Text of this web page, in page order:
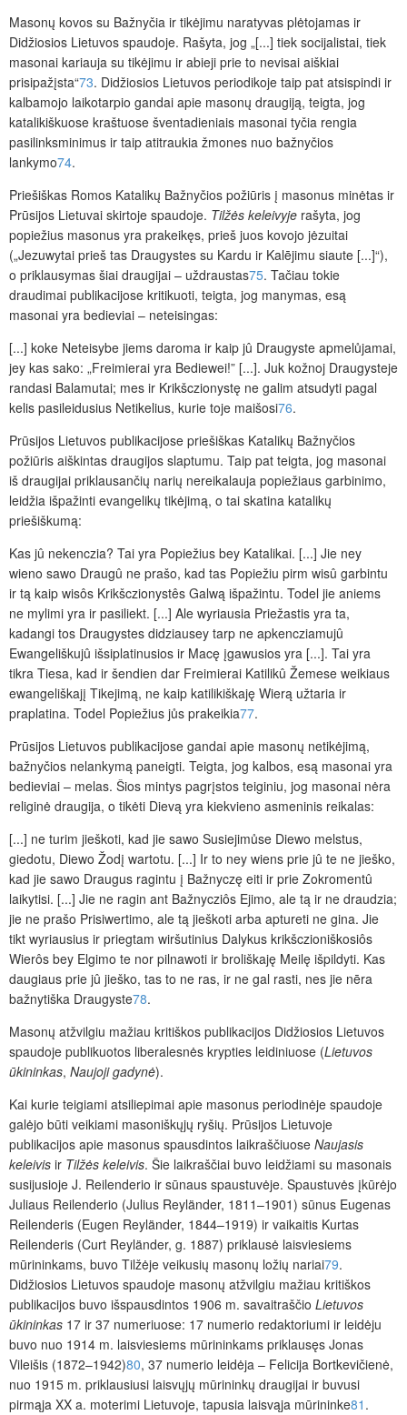
Masonų kovos su Bažnyčia ir tikėjimu naratyvas plėtojamas ir
Didžiosios Lietuvos spaudoje. Rašyta, jog „[...] tiek socijalistai, tiek
masonai kariauja su tikėjimu ir abieji prie to nevisai aiškiai
prisipažįsta“73. Didžiosios Lietuvos periodikoje taip pat atsispindi ir
kalbamojo laikotarpio gandai apie masonų draugiją, teigta, jog
katalikiškuose kraštuose šventadieniais masonai tyčia rengia
pasilinksminimus ir taip atitraukia žmones nuo bažnyčios
lankymo74.
Priešiškas Romos Katalikų Bažnyčios požiūris į masonus minėtas ir
Prūsijos Lietuvai skirtoje spaudoje. Tilžės keleivyje rašyta, jog
popiežius masonus yra prakeikęs, prieš juos kovojo jėzuitai
(„Jezuwytai prieš tas Draugystes su Kardu ir Kalējimu siaute [...]“),
o priklausymas šiai draugijai – uždraustas75. Tačiau tokie
draudimai publikacijose kritikuoti, teigta, jog manymas, esą
masonai yra bedieviai – neteisingas:
[...] koke Neteisybe jiems daroma ir kaip jû Draugyste apmelůjamai,
jey kas sako: „Freimierai yra Bediewei!” [...]. Juk kožnoj Draugysteje
randasi Balamutai; mes ir Krikšczionystę ne galim atsudyti pagal
kelis pasileidusius Netikelius, kurie toje maišosi76.
Prūsijos Lietuvos publikacijose priešiškas Katalikų Bažnyčios
požiūris aiškintas draugijos slaptumu. Taip pat teigta, jog masonai
iš draugijai priklausančių narių nereikalauja popiežiaus garbinimo,
leidžia išpažinti evangelikų tikėjimą, o tai skatina katalikų
priešiškumą:
Kas jû nekenczia? Tai yra Popiežius bey Katalikai. [...] Jie ney
wieno sawo Draugû ne prašo, kad tas Popiežiu pirm wisû garbintu
ir tą kaip wisôs Krikšczionystês Galwą išpažintu. Todel jie aniems
ne mylimi yra ir pasiliekt. [...] Ale wyriausia Priežastis yra ta,
kadangi tos Draugystes didziausey tarp ne apkencziamujû
Ewangeliškujû išsiplatinusios ir Macę įgawusios yra [...]. Tai yra
tikra Tiesa, kad ir šendien dar Freimierai Katilikû Žemese weikiaus
ewangeliškajį Tikejimą, ne kaip katilikiškaję Wierą užtaria ir
praplatina. Todel Popiežius jůs prakeikia77.
Prūsijos Lietuvos publikacijose gandai apie masonų netikėjimą,
bažnyčios nelankymą paneigti. Teigta, jog kalbos, esą masonai yra
bedieviai – melas. Šios mintys pagrįstos teiginiu, jog masonai nėra
religinė draugija, o tikėti Dievą yra kiekvieno asmeninis reikalas:
[...] ne turim jieškoti, kad jie sawo Susiejimůse Diewo melstus,
giedotu, Diewo Žodį wartotu. [...] Ir to ney wiens prie jû te ne jieško,
kad jie sawo Draugus ragintu į Bažnyczę eiti ir prie Zokromentû
laikytisi. [...] Jie ne ragin ant Bažnycziôs Ejimo, ale tą ir ne draudzia;
jie ne prašo Prisiwertimo, ale tą jieškoti arba aptureti ne gina. Jie
tikt wyriausius ir priegtam wiršutinius Dalykus krikšczioniškosiôs
Wierôs bey Elgimo te nor pilnawoti ir broliškaję Meilę išpildyti. Kas
daugiaus prie jû jieško, tas to ne ras, ir ne gal rasti, nes jie nēra
bažnytiška Draugyste78.
Masonų atžvilgiu mažiau kritiškos publikacijos Didžiosios Lietuvos
spaudoje publikuotos liberalesnės krypties leidiniuose (Lietuvos
ūkininkas, Naujoji gadynė).
Kai kurie teigiami atsiliepimai apie masonus periodinėje spaudoje
galėjo būti veikiami masoniškųjų ryšių. Prūsijos Lietuvoje
publikacijos apie masonus spausdintos laikraščiuose Naujasis
keleivis ir Tilžės keleivis. Šie laikraščiai buvo leidžiami su masonais
susijusioje J. Reilenderio ir sūnaus spaustuvėje. Spaustuvės įkūrėjo
Juliaus Reilenderio (Julius Reyländer, 1811–1901) sūnus Eugenas
Reilenderis (Eugen Reyländer, 1844–1919) ir vaikaitis Kurtas
Reilenderis (Curt Reyländer, g. 1887) priklausė laisviesiems
mūrininkams, buvo Tilžėje veikusių masonų ložių nariai79.
Didžiosios Lietuvos spaudoje masonų atžvilgiu mažiau kritiškos
publikacijos buvo išspausdintos 1906 m. savaitraščio Lietuvos
ūkininkas 17 ir 37 numeriuose: 17 numerio redaktoriumi ir leidėju
buvo nuo 1914 m. laisviesiems mūrininkams priklausęs Jonas
Vileišis (1872–1942)80, 37 numerio leidėja – Felicija Bortkevičienė,
nuo 1915 m. priklausiusi laisvųjų mūrininkų draugijai ir buvusi
pirmąja XX a. moterimi Lietuvoje, tapusia laisvąja mūrininke81 .